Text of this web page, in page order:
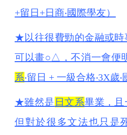
+留日+日商‧國際學友）
★以往很費勁的金融或
可以畫○△，不消一會便
系‧留日 + 一級合格‧3X歲‧
★雖然是 日文系畢業，且
但對於很多文法也只是